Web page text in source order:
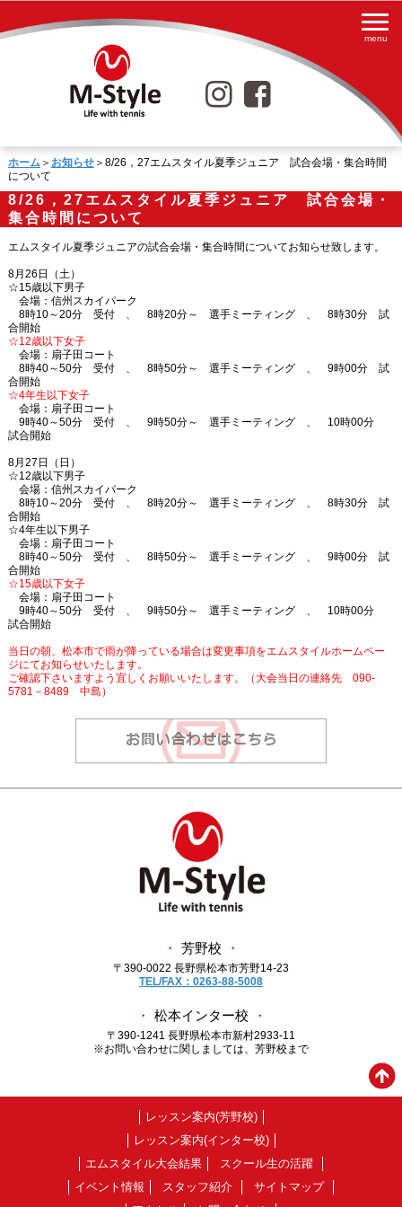
ホーム＞ お知らせ＞8/26，27エムスタイル夏季ジュニア 試合会場・集合時間
について
8/26，27エムスタイル夏季ジュニア 試合会場・
集合時間について
エムスタイル夏季ジュニアの試合会場・集合時間についてお知らせ致します。
8月26日（土）
☆15歳以下男子
会場：信州スカイパーク
8時10～20分 受付 、 8時20分～ 選手ミーティング 、 8時30分 試
合開始
☆12歳以下女子
会場：扇子田コート
8時40～50分 受付 、 8時50分～ 選手ミーティング 、 9時00分 試
合開始
☆4年生以下女子
会場：扇子田コート
9時40～50分 受付 、 9時50分～ 選手ミーティング 、 10時00分
試合開始
8月27日（日）
☆12歳以下男子
会場：信州スカイパーク
8時10～20分 受付 、 8時20分～ 選手ミーティング 、 8時30分 試
合開始
☆4年生以下男子
会場：扇子田コート
8時40～50分 受付 、 8時50分～ 選手ミーティング 、 9時00分 試
合開始
☆15歳以下女子
会場：扇子田コート
9時40～50分 受付 、 9時50分～ 選手ミーティング 、 10時00分
試合開始
当日の朝、松本市で雨が降っている場合は変更事項をエムスタイルホームペー
ジにてお知らせいたします。
ご確認下さいますよう宜しくお願いいたします。（大会当日の連絡先 090-
5781－8489 中島）
・ 芳野校 ・
〒390-0022 長野県松本市芳野14-23
TEL/FAX：0263-88-5008
・ 松本インター校 ・
〒390-1241 長野県松本市新村2933-11
※お問い合わせに関しましては、芳野校まで
レッスン案内(芳野校)
レッスン案内(インター校)
エムスタイル大会結果
スクール生の活躍
イベント情報
スタッフ紹介
サイトマップ